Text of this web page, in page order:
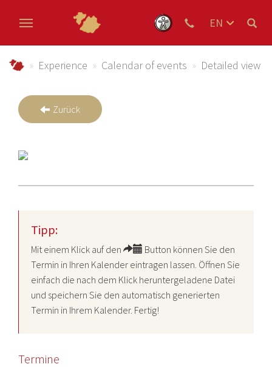
EN
Urlaub im Schmallenberger Sauerland und der
Experience Calendar of events Detailed view
Zurück
Tipp:
Mit einem Klick auf den
Button können Sie den
Termin in Ihren Kalender eintragen lassen. Öffnen Sie
einfach die nach dem Klick heruntergeladene Datei
und speichern Sie den automatisch generierten
Termin in Ihrem Kalender. Fertig!
Termine